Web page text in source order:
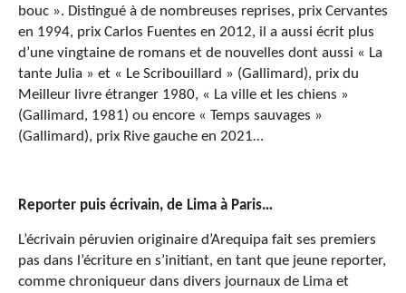
bouc ». Distingué à de nombreuses reprises, prix Cervantes
en 1994, prix Carlos Fuentes en 2012, il a aussi écrit plus
d’une vingtaine de romans et de nouvelles dont aussi « La
tante Julia » et « Le Scribouillard » (Gallimard), prix du
Meilleur livre étranger 1980, « La ville et les chiens »
(Gallimard, 1981) ou encore « Temps sauvages »
(Gallimard), prix Rive gauche en 2021…
Reporter puis écrivain, de Lima à Paris…
L’écrivain péruvien originaire d’Arequipa fait ses premiers
pas dans l’écriture en s’initiant, en tant que jeune reporter,
comme chroniqueur dans divers journaux de Lima et